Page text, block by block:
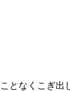
なくこぎ出